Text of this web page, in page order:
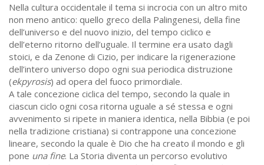
Nella cultura occidentale il tema si incrocia con un altro mito
non meno antico: quello greco della Palingenesi, della fine
dell’universo e del nuovo inizio, del tempo ciclico e
dell’eterno ritorno dell’uguale. Il termine era usato dagli
stoici, e da Zenone di Cizio, per indicare la rigenerazione
dell’intero universo dopo ogni sua periodica distruzione
(ekpyrosis) ad opera del fuoco primordiale.
A tale concezione ciclica del tempo, secondo la quale in
ciascun ciclo ogni cosa ritorna uguale a sé stessa e ogni
avvenimento si ripete in maniera identica, nella Bibbia (e poi
nella tradizione cristiana) si contrappone una concezione
lineare, secondo la quale è Dio che ha creato il mondo e gli
pone una fine. La Storia diventa un percorso evolutivo